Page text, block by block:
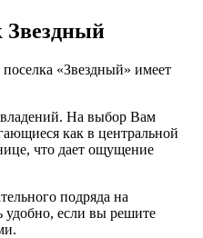
Звездный
«Звездный» имеет
На выбор Вам
как в центральной
что дает ощущение
подряда на
удобно, если вы решите